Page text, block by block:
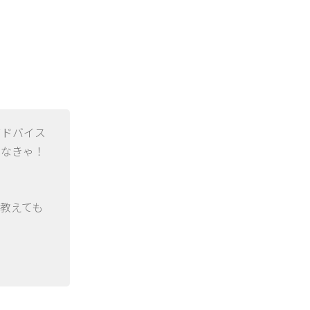
バイス
きゃ！
えても